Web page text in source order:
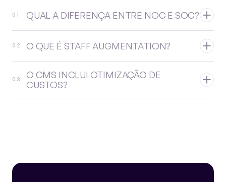
01 QUAL A DIFERENÇA ENTRE NOC E SOC?
02 O QUE É STAFF AUGMENTATION?
03
O CMS INCLUI OTIMIZAÇÃO DE
CUSTOS?